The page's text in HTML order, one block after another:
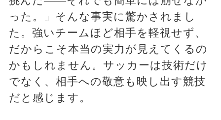
った。」そんな事実に驚かされまし
た。強いチームほど相手を軽視せず、
だからこそ本当の実力が見えてくるの
かもしれません。サッカーは技術だけ
でなく、相手への敬意も映し出す競技
だと感じます。